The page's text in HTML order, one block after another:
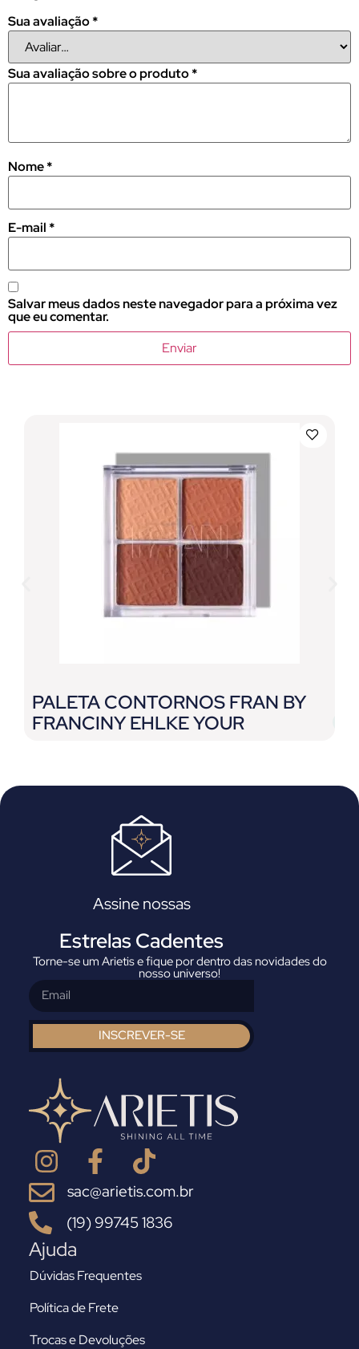
Sua avaliação*
Sua avaliação sobre o produto*
Nome*
E-mail *
Salvar meus dados neste navegador para a próxima vez
que eu comentar.
PALETA CONTORNOS FRAN BY
FRANCINY EHLKE YOUR
Assine nossas
Estrelas Cadentes
Torne-se um Arietis e fique por dentro das novidades do
nosso universo!
INSCREVER-SE
sac@arietis.com.br
(19) 99745 1836
Ajuda
Dúvidas Frequentes
Política de Frete
Trocas e Devoluções